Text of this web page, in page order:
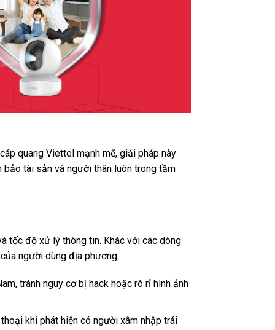
quang Viettel mạnh mẽ, giải pháp này
tài sản và người thân luôn trong tầm
tốc độ xử lý thông tin. Khác với các dòng
người dùng địa phương.
tránh nguy cơ bị hack hoặc rò rỉ hình ảnh
khi phát hiện có người xâm nhập trái